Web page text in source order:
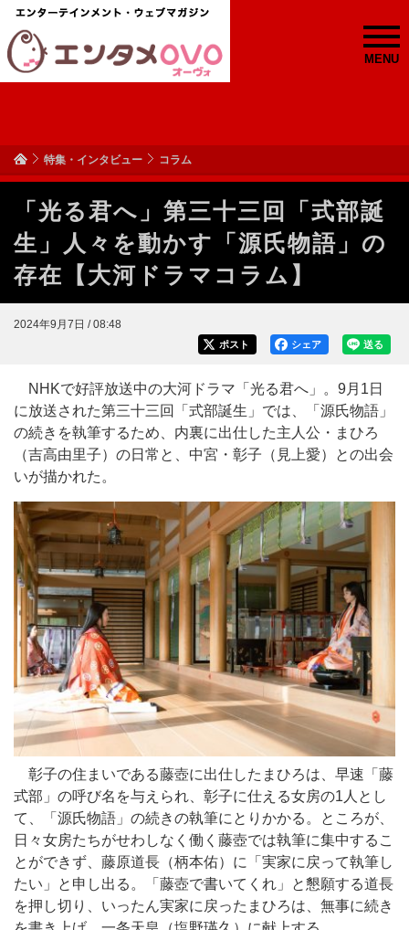
MENU
特集・インタビュー コラム
「光る君へ」第三十三回「式部誕
生」人々を動かす「源氏物語」の
存在【大河ドラマコラム】
2024年9月7日 / 08:48
送る
シェア
ポスト
NHKで好評放送中の大河ドラマ「光る君へ」。9月1日
に放送された第三十三回「式部誕生」では、「源氏物語」
の続きを執筆するため、内裏に出仕した主人公・まひろ
（吉高由里子）の日常と、中宮・彰子（見上愛）との出会
いが描かれた。
彰子の住まいである藤壺に出仕したまひろは、早速「藤
式部」の呼び名を与えられ、彰子に仕える女房の1人とし
て、「源氏物語」の続きの執筆にとりかかる。ところが、
日々女房たちがせわしなく働く藤壺では執筆に集中するこ
とができず、藤原道長（柄本佑）に「実家に戻って執筆し
たい」と申し出る。「藤壺で書いてくれ」と懇願する道長
を押し切り、いったん実家に戻ったまひろは、無事に続き